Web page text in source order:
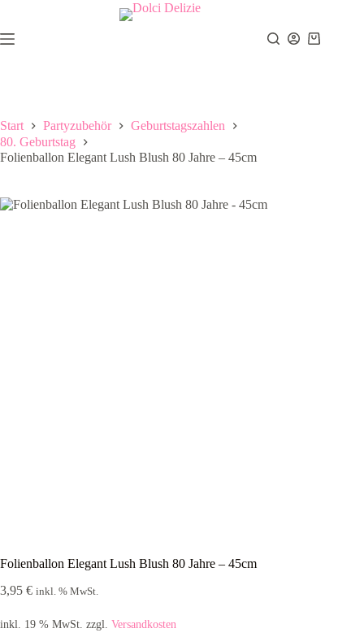
springen
Warenkorb
Start Partyzubehör
Geburtstagszahlen
80. Geburtstag
Folienballon Elegant Lush Blush 80 Jahre – 45cm
Folienballon Elegant Lush Blush 80 Jahre – 45cm
3,95 € inkl. % MwSt.
inkl. 19 % MwSt. zzgl. Versandkosten